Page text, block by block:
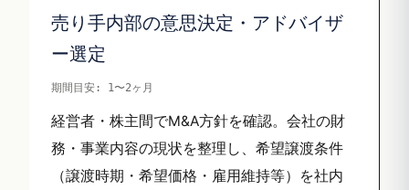
売り手内部の意思決定・アドバイザ
ー選定
期間目安: 1〜2ヶ月
経営者・株主間でM&A方針を確認。会社の財
務・事業内容の現状を整理し、希望譲渡条件
（譲渡時期・希望価格・雇用維持等）を社内